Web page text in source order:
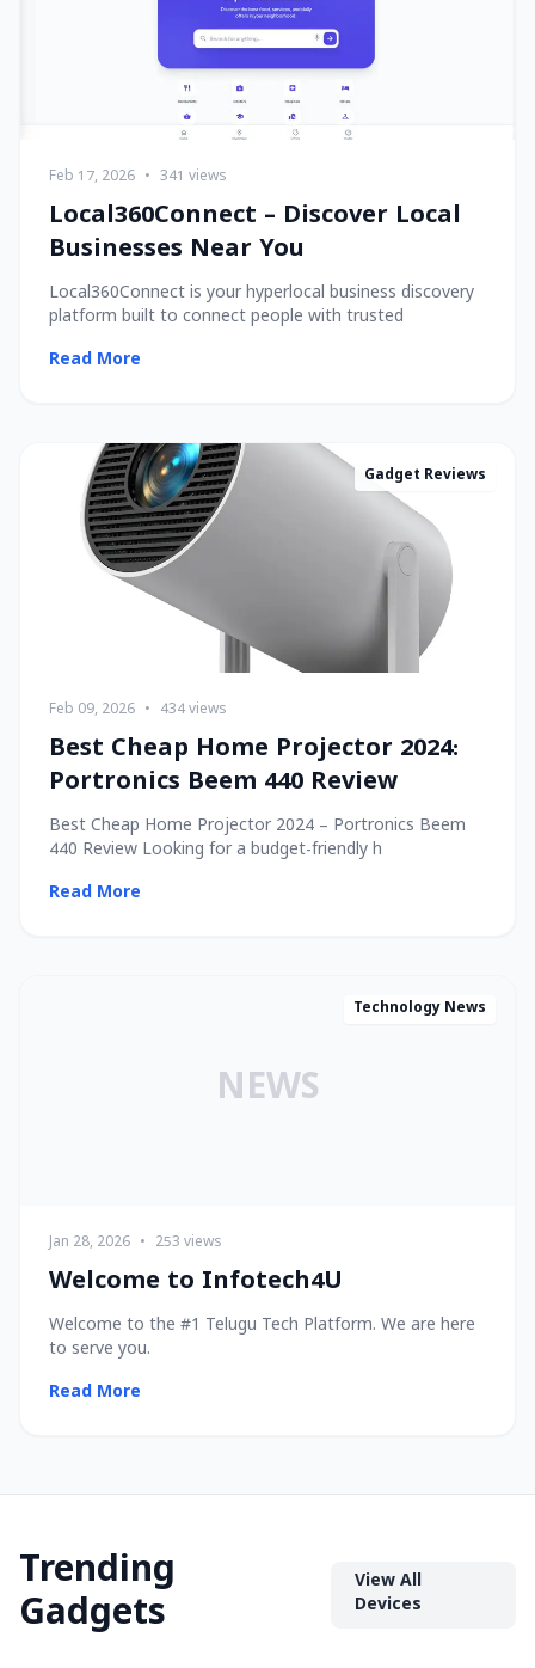
Feb 17, 2026 • 341 views
Local360Connect – Discover Local
Businesses Near You
Local360Connect is your hyperlocal business discovery
platform built to connect people with trusted
Read More
Gadget Reviews
Feb 09, 2026 • 434 views
Best Cheap Home Projector 2024:
Portronics Beem 440 Review
Best Cheap Home Projector 2024 – Portronics Beem
440 Review Looking for a budget-friendly h
Read More
NEWS
Technology News
Jan 28, 2026 • 253 views
Welcome to Infotech4U
Welcome to the #1 Telugu Tech Platform. We are here
to serve you.
Read More
Trending
Gadgets
View All
Devices